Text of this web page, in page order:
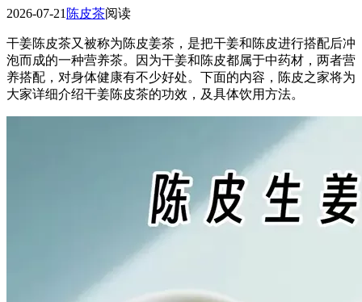
2026-07-21 陈皮茶阅读
干姜陈皮茶又被称为陈皮姜茶，是把干姜和陈皮进行搭配后冲
泡而成的一种营养茶。因为干姜和陈皮都属于中药材，两者营
养搭配，对身体健康有不少好处。下面的内容，陈皮之家将为
大家详细介绍干姜陈皮茶的功效，及具体饮用方法。